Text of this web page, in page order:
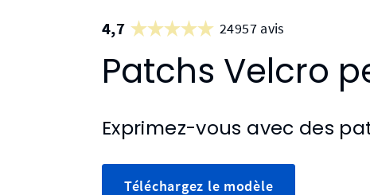
4,7 24957 avis
Patchs Velcro
Exprimez-vous avec des
Téléchargez le modèle